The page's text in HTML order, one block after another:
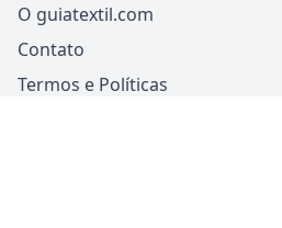
O guiatextil.com
Contato
Termos e Políticas